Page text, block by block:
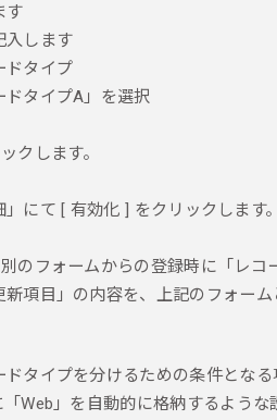
す
入します
ドタイプ
タイプA」を選択
クします。
」にて [ 有効化 ] をクリックします
別のフォームからの登録時に「レ
項目」の内容を、上記のフォー
タイプを分けるための条件とな
「Web」を自動的に格納するよう